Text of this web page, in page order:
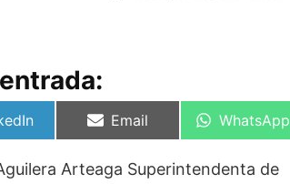
Compartir
Email
Compartir
WhatsApp
Arteaga Superintendenta de